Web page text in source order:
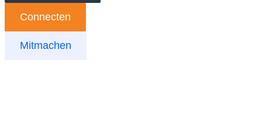
Connecten
Mitmachen